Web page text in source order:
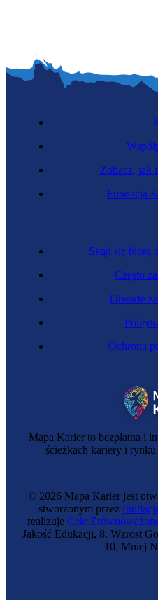
Specjalistka chłodnictwa
Mapa Karier to bezpłatna i
ścieżkach kariery i
Skąd się biorą
Często
Otwarte
Ochrona
Zobacz, jak
Fundacja
© 2026 Mapa Karier jest
stworzonym przez
realizuje Cele
Jakość Edukacji, 8. Wzrost
10. Mniej